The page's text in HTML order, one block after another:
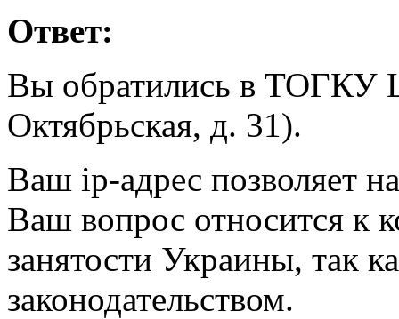
Ответ:
Вы обратились в ТОГКУ
Октябрьская, д. 31).
Ваш ip-адрес позволяет
Ваш вопрос относится к
занятости Украины, так
законодательством.